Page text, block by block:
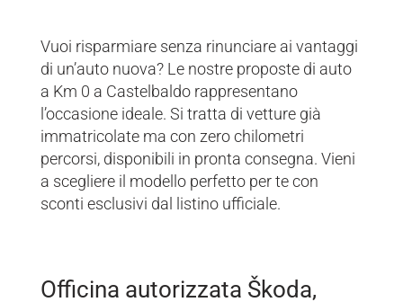
Vuoi risparmiare senza rinunciare ai vantaggi
di un’auto nuova? Le nostre proposte di auto
a Km 0 a Castelbaldo rappresentano
l’occasione ideale. Si tratta di vetture già
immatricolate ma con zero chilometri
percorsi, disponibili in pronta consegna. Vieni
a scegliere il modello perfetto per te con
sconti esclusivi dal listino ufficiale.
Officina autorizzata Škoda,